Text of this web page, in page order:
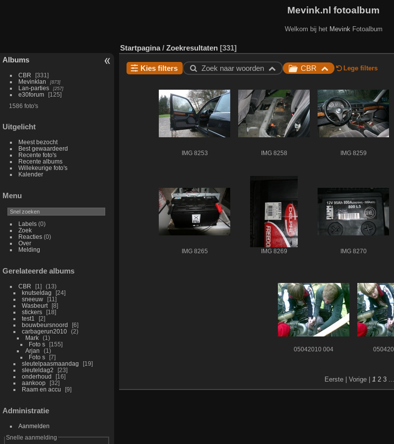
Mevink.nl fotoalbum
Welkom bij het Mevink Fotoalbum
Albums
CBR
331
Mevinklan
873
Lan-parties 257
e30forum
125
1586 foto's
Uitgelicht
Meest bezocht
Best gewaardeerd
Recente foto's
Recente albums
Willekeurige foto's
Kalender
Menu
Labels(0)
Zoek
Reacties(0)
Over
Melding
Gerelateerde albums
CBR 1
13
knutseldag
24
sneeuw
11
Wasbeurt
8
stickers
18
test1
2
bouwbeursnoord
6
carbagerun2010
2
Mark
1
Foto s
155
Arjan
1
Foto s
7
sleutelpaasmaandag
19
sleuteldag2
23
onderhoud
16
aankoop
32
Raam en accu
9
Administratie
Aanmelden
Snelle aanmelding
Startpagina/ Zoekresultaten 331
Kies filters Zoek naar woorden CBR Lege filters
IMG 8253 IMG 8258 IMG 8259
IMG 8265 IMG 8269 IMG 8270
05042010 004
Eerste | Vorige | 1 2 3...